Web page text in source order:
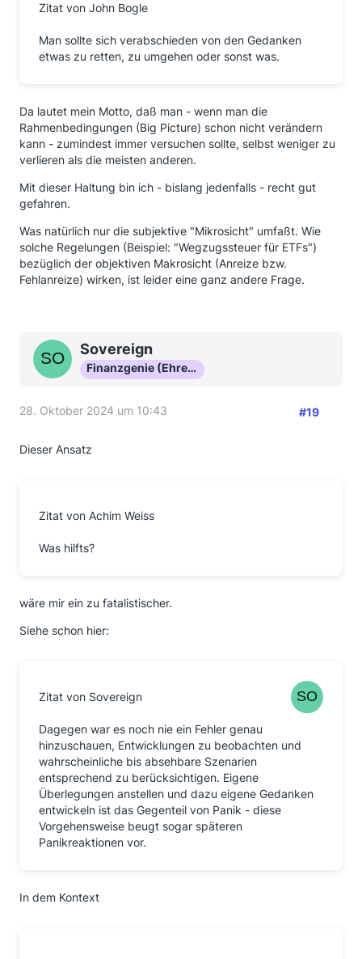
Zitat von John Bogle
Man sollte sich verabschieden von den Gedanken
etwas zu retten, zu umgehen oder sonst was.
Da lautet mein Motto, daß man - wenn man die
Rahmenbedingungen (Big Picture) schon nicht verändern
kann - zumindest immer versuchen sollte, selbst weniger zu
verlieren als die meisten anderen.
Mit dieser Haltung bin ich - bislang jedenfalls - recht gut
gefahren.
Was natürlich nur die subjektive "Mikrosicht" umfaßt. Wie
solche Regelungen (Beispiel: "Wegzugssteuer für ETFs")
bezüglich der objektiven Makrosicht (Anreize bzw.
Fehlanreize) wirken, ist leider eine ganz andere Frage.
Sovereign
Finanzgenie (Ehrenmitglied)
28. Oktober 2024 um 10:43 #19
Dieser Ansatz
Zitat von Achim Weiss
Was hilfts?
wäre mir ein zu fatalistischer.
Siehe schon hier:
Zitat von Sovereign
Dagegen war es noch nie ein Fehler genau
hinzuschauen, Entwicklungen zu beobachten und
wahrscheinliche bis absehbare Szenarien
entsprechend zu berücksichtigen. Eigene
Überlegungen anstellen und dazu eigene Gedanken
entwickeln ist das Gegenteil von Panik - diese
Vorgehensweise beugt sogar späteren
Panikreaktionen vor.
In dem Kontext